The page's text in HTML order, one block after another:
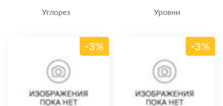
Углорез Уровни
-3% -3%